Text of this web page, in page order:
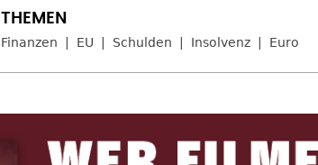
Finanzen EU Schulden Insolvenz Euro